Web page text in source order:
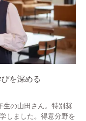
を深める
生の山田さん。特別奨
しました。得意分野を